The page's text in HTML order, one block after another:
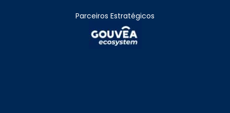
Parceiros Estratégicos